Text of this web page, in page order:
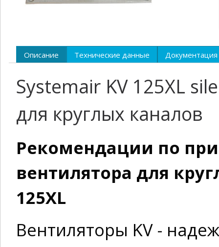
Описание Технические данные Документация
Systemair KV 125XL
для круглых каналов
Рекомендации по
вентилятора для
125XL
Вентиляторы KV -